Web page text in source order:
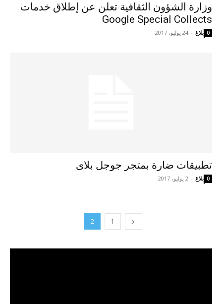
وزارة الشؤون الثقافية تعلن عن إطلاق خدمات
Google Special Collects
بلاغ - 24 يوليو، 2017 0
تطبيقات ضارة بمتجر جوجل بلاى
بلاغ - 2 يوليو، 2017 0
1
2